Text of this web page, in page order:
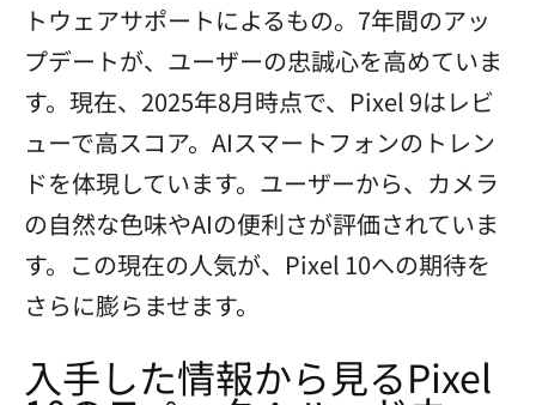
トウェアサポートによるもの。7年間のアッ
プデートが、ユーザーの忠誠心を高めていま
す。現在、2025年8月時点で、Pixel 9はレビ
ューで高スコア。AIスマートフォンのトレン
ドを体現しています。ユーザーから、カメラ
の自然な色味やAIの便利さが評価されていま
す。この現在の人気が、Pixel 10への期待を
さらに膨らませます。
入手した情報から見るPixel